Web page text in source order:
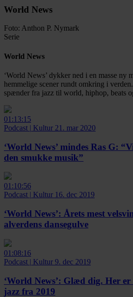
World News
Foto: Anthon P. Nymark
Serie
World News
‘World News’ dykker ned i en masse ny
hemmelige scener rundt omkring i
spænder fra jazz til world, hiphop, beats
Facebook
Twitter
LinkedIn
Email
01:13:15
Podcast | Kultur 21. mar 2020
‘World News’ mindes Ras G:
den smukke musik”
01:10:56
Podcast | Kultur 16. dec 2019
‘World News’: Årets mest
alverdens dansegulve
01:08:16
Podcast | Kultur 9. dec 2019
‘World News’: Glæd dig. Her er
jazz fra 2019